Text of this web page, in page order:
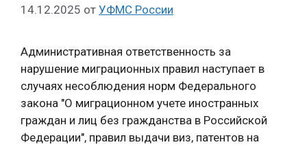
14.12.2025 от УФМС России
Административная ответственность за
нарушение миграционных правил наступает в
случаях несоблюдения норм Федерального
закона "О миграционном учете иностранных
граждан и лиц без гражданства в Российской
Федерации", правил выдачи виз, патентов на